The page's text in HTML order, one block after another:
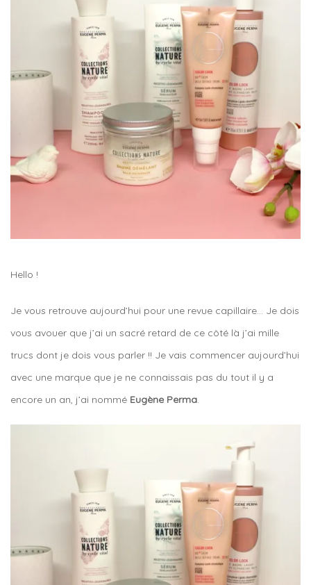
Hello !
Je vous retrouve aujourd’hui pour une revue capillaire… Je dois
vous avouer que j’ai un sacré retard de ce côté là j’ai mille
trucs dont je dois vous parler !! Je vais commencer aujourd’hui
avec une marque que je ne connaissais pas du tout il y a
encore un an, j’ai nommé Eugène Perma.